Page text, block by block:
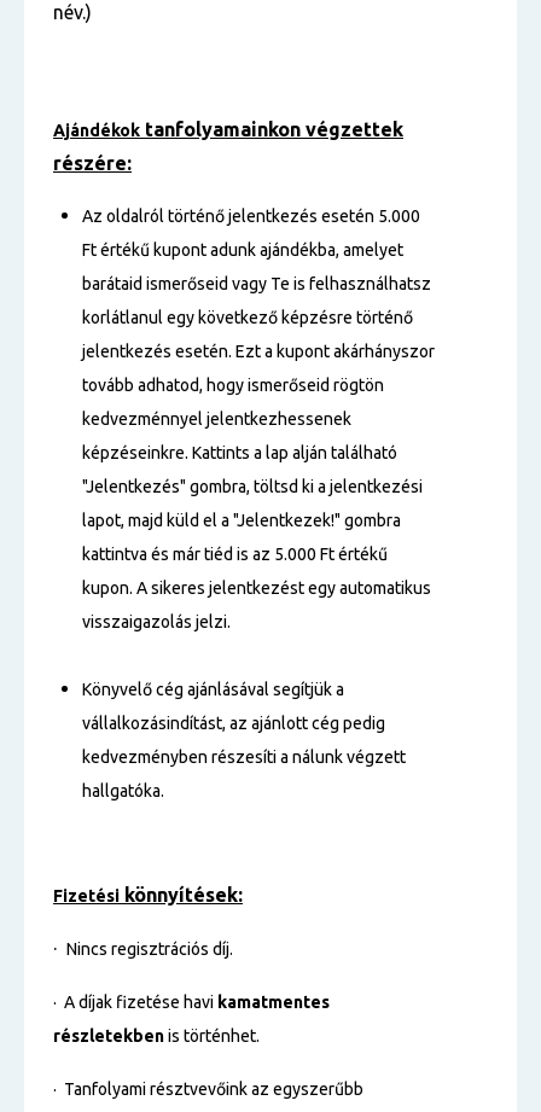
név.)
Ajándékok tanfolyamainkon végzettek
részére:
Az oldalról történő jelentkezés esetén 5.000
Ft értékű kupont adunk ajándékba, amelyet
barátaid ismerőseid vagy Te is felhasználhatsz
korlátlanul egy következő képzésre történő
jelentkezés esetén. Ezt a kupont akárhányszor
tovább adhatod, hogy ismerőseid rögtön
kedvezménnyel jelentkezhessenek
képzéseinkre. Kattints a lap alján található
"Jelentkezés" gombra, töltsd ki a jelentkezési
lapot, majd küld el a "Jelentkezek!" gombra
kattintva és már tiéd is az 5.000 Ft értékű
kupon. A sikeres jelentkezést egy automatikus
visszaigazolás jelzi.
Könyvelő cég ajánlásával segítjük a
vállalkozásindítást, az ajánlott cég pedig
kedvezményben részesíti a nálunk végzett
hallgatóka.
Fizetési könnyítések:
· Nincs regisztrációs díj.
· A díjak fizetése havi kamatmentes
részletekbenis történhet.
· Tanfolyami résztvevőink az egyszerűbb